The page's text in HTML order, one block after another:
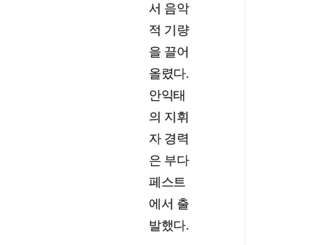
서 음악
적 기량
을 끌어
올렸다.
안익태
의 지휘
자 경력
은 부다
페스트
에서 출
발했다.